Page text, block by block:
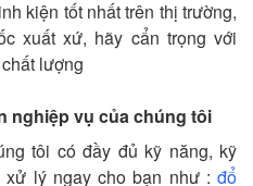
kiện tốt nhất trên thị trường,
xuất xứ, hãy cẩn trọng với
lượng
nghiệp vụ của chúng tôi
tôi có đầy đủ kỹ năng, kỹ
xử lý ngay cho bạn như : đổ